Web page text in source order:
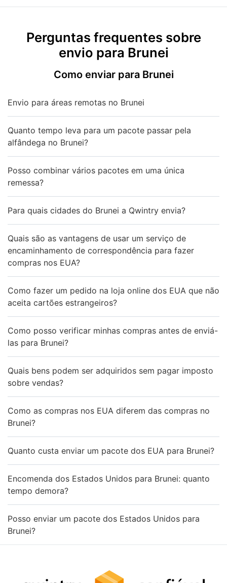
Perguntas frequentes sobre
envio para Brunei
Como enviar para Brunei
Envio para áreas remotas no Brunei
Quanto tempo leva para um pacote passar pela
alfândega no Brunei?
Posso combinar vários pacotes em uma única
remessa?
Para quais cidades do Brunei a Qwintry envia?
Quais são as vantagens de usar um serviço de
encaminhamento de correspondência para fazer
compras nos EUA?
Como fazer um pedido na loja online dos EUA que não
aceita cartões estrangeiros?
Como posso verificar minhas compras antes de enviá-
las para Brunei?
Quais bens podem ser adquiridos sem pagar imposto
sobre vendas?
Como as compras nos EUA diferem das compras no
Brunei?
Quanto custa enviar um pacote dos EUA para Brunei?
Encomenda dos Estados Unidos para Brunei: quanto
tempo demora?
Posso enviar um pacote dos Estados Unidos para
Brunei?